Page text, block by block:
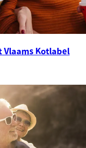
Vlaams Kotlabel